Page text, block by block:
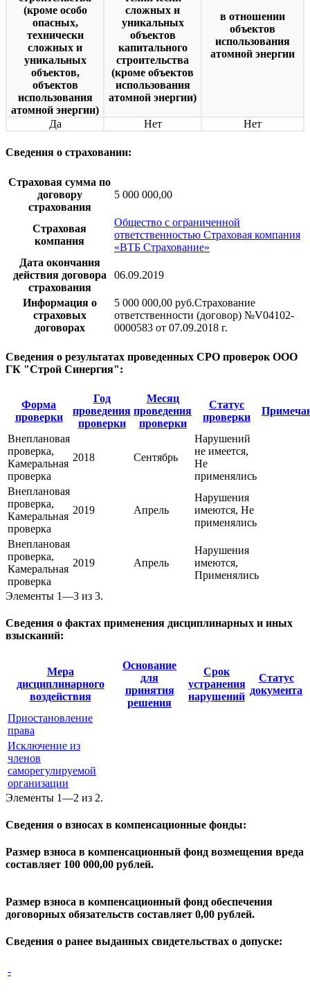
(кроме особо
опасных,
технически
сложных и
уникальных
объектов,
объектов
использования
атомной энергии)
сложных и
уникальных
объектов
капитального
строительства
(кроме объектов
использования
атомной энергии)
в отношении
объектов
использования
атомной энергии
Да Нет Нет
Сведения о страховании:
Страховая сумма по
договору
страхования
5 000 000,00
Страховая
компания
Общество с ограниченной
ответственностью Страховая компания
«ВТБ Страхование»
Дата окончания
действия договора
страхования
06.09.2019
Информация о
страховых
договорах
5 000 000,00 руб.Страхование
ответственности (договор) №V04102-
0000583 от 07.09.2018 г.
Сведения о результатах проведенных СРО проверок ООО
ГК "Строй Синергия":
Форма
проверки
Год
проведения
проверки
Месяц
проведения
проверки
Статус
проверки
Внеплановая
проверка,
Камеральная
проверка
2018 Сентябрь
Нарушений
не имеется,
Не
применялись
Внеплановая
проверка,
Камеральная
проверка
2019 Апрель
Нарушения
имеются, Не
применялись
Внеплановая
проверка,
Камеральная
проверка
2019 Апрель
Нарушения
имеются,
Применялись
Элементы 1—3 из 3.
Сведения о фактах применения дисциплинарных и иных
взысканий:
Мера
дисциплинарного
воздействия
Основание
для
принятия
решения
Срок
устранения
нарушений
Статус
документа
Приостановление
права
Исключение из
членов
саморегулируемой
организации
Элементы 1—2 из 2.
Сведения о взносах в компенсационные фонды:
Размер взноса в компенсационный фонд возмещения вреда
составляет 100 000,00 рублей.
Размер взноса в компенсационный фонд обеспечения
договорных обязательств составляет 0,00 рублей.
Сведения о ранее выданных свидетельствах о допуске:
-